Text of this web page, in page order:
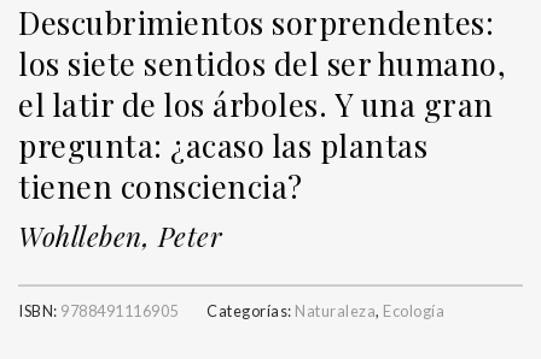
Descubrimientos sorprendentes:
los siete sentidos del ser humano,
el latir de los árboles. Y una gran
pregunta: ¿acaso las plantas
tienen consciencia?
Wohlleben, Peter
ISBN: 9788491116905 Categorías: Naturaleza, Ecología